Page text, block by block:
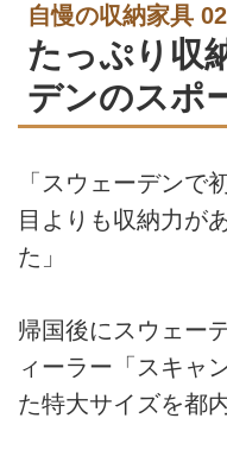
自慢の収納家具 02
たっぷり収
デンのスポ
「スウェーデンで
目よりも収納力が
た」
帰国後にスウェー
ィーラー「スキャ
た特大サイズを都